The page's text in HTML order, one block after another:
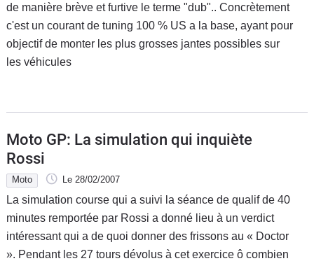
Utilitaires
Flottes
Services
Forum
Moto
Marques
de manière brève et furtive le terme "dub".. Concrètement
c'est un courant de tuning 100 % US a la base, ayant pour
objectif de monter les plus grosses jantes possibles sur
les véhicules
Moto GP: La simulation qui inquiète
Rossi
Moto Le 28/02/2007
La simulation course qui a suivi la séance de qualif de 40
minutes remportée par Rossi a donné lieu à un verdict
intéressant qui a de quoi donner des frissons au « Doctor
». Pendant les 27 tours dévolus à cet exercice ô combien